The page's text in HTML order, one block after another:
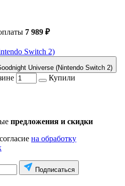
7 989 ₽
Switch 2)
Universe (Nintendo Switch 2)
Купили
предложения и скидки
на обработку
Подписаться